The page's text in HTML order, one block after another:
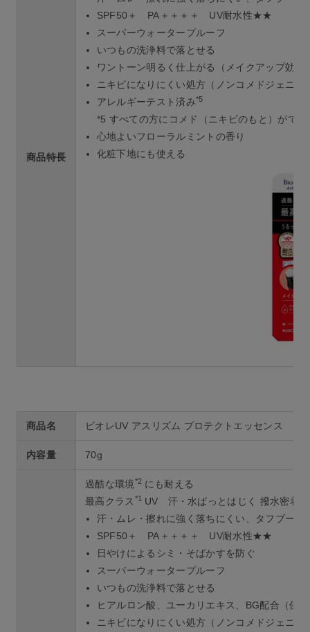
商品特長
SPF50＋ PA＋＋＋＋ UV耐水性★★
スーパーウォータープルーフ
いつもの洗浄料で落とせる
ワントーン明るく仕上がる（メイクアップ効果
ニキビになりにくい処方（ノンコメドジェニッ
アレルギーテスト済み*5
*5 すべての方にコメド（ニキビのもと）がで
心地よいフローラルミントの香り
化粧下地にも使える
商品名 ビオレUV アスリズム プロテクトエッセンス
内容量 70g
過酷な環境*2 にも耐える
最高クラス *1 UV 汗・水ぱっとはじく 撥水密着
汗・ムレ・擦れに強く落ちにくい、タフブース
SPF50＋ PA＋＋＋＋ UV耐水性★★
日やけによるシミ・そばかすを防ぐ
スーパーウォータープルーフ
いつもの洗浄料で落とせる
ヒアルロン酸、ユーカリエキス、BG配合（保
ニキビになりにくい処方（ノンコメドジェニッ